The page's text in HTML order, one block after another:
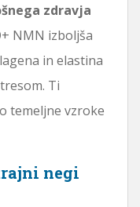
zdravja
NMN izboljša
in elastina
Ti
temeljne vzroke
negi